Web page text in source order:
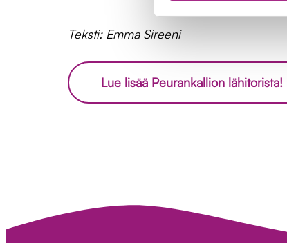
Teksti: Emma Sireeni
Lue lisää Peurankallion lähitorista!